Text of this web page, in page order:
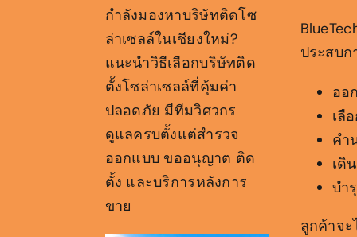
กำลังมองหาบริษัทติดโซ
ล่าเซลล์ในเชียงใหม่?
แนะนำวิธีเลือกบริษัทติด
ตั้งโซล่าเซลล์ที่คุ้มค่า
ปลอดภัย มีทีมวิศวกร
ดูแลครบตั้งแต่สำรวจ
ออกแบบ ขออนุญาต ติด
ตั้ง และบริการหลังการ
ขาย
ประสบ
ออ
เลื
คำ
เดิ
บำ
ลูกค้าจ